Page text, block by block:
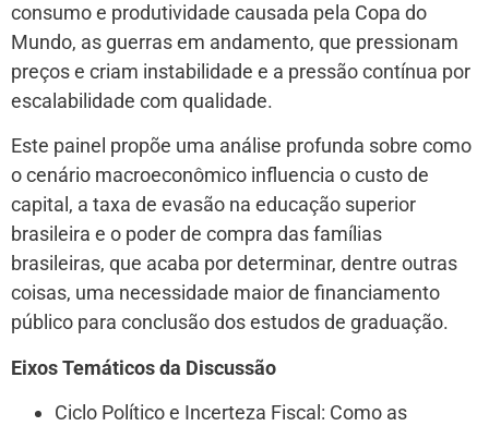
consumo e produtividade causada pela Copa do
Mundo, as guerras em andamento, que pressionam
preços e criam instabilidade e a pressão contínua por
escalabilidade com qualidade.
Este painel propõe uma análise profunda sobre como
o cenário macroeconômico influencia o custo de
capital, a taxa de evasão na educação superior
brasileira e o poder de compra das famílias
brasileiras, que acaba por determinar, dentre outras
coisas, uma necessidade maior de financiamento
público para conclusão dos estudos de graduação.
Eixos Temáticos da Discussão
Ciclo Político e Incerteza Fiscal: Como as